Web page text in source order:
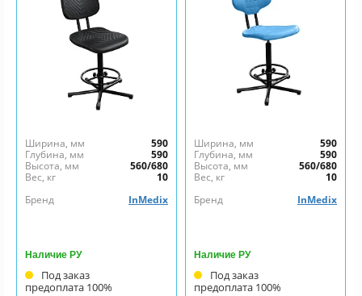
Ширина, мм
590
Глубина, мм
590
Высота, мм
560/680
Вес, кг
10
Бренд
InMedix
Наличие РУ
Под заказ
предоплата 100%
Ширина, мм
590
Глубина, мм
590
Высота, мм
560/680
Вес, кг
10
Бренд
InMedix
Наличие РУ
Под заказ
предоплата 100%